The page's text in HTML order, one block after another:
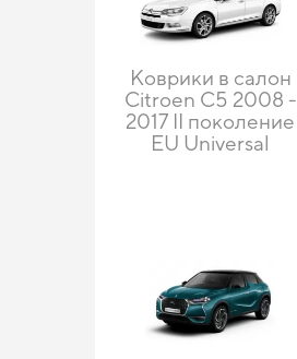
Коврики в салон
Citroen C5 2008 -
2017 II поколение
EU Universal